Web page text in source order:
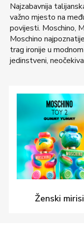
Najzabavnija
važno mjesto na
povijesti. Moschino,
Moschino
trag ironije u
jedinstveni,
Ženski mirisi